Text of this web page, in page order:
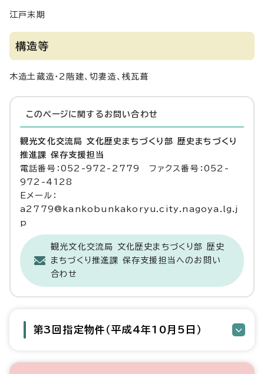
江戸末期
構造等
木造土蔵造・2階建、切妻造、桟瓦葺
このページに関する お問い合わせ
観光文化交流局 文化歴史まちづくり部 歴史まちづくり
推進課 保存支援担当
電話番号：052-972-2779 ファクス番号：052-
972-4128
Eメール：
a2779@kankobunkakoryu.city.nagoya.lg.j
p
観光文化交流局 文化歴史まちづくり部 歴史
まちづくり推進課 保存支援担当へのお問い
合わせ
第3回指定物件（平成4年10月5日）